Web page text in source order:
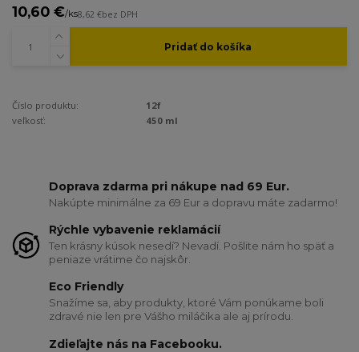
10,60 €/ks8,62 €bez DPH
Pridať do košíka
Číslo produktu:
12f
veľkosť:
450 ml
Doprava zdarma pri nákupe nad 69 Eur.
Nakúpte minimálne za 69 Eur a dopravu máte zadarmo!
Rýchle vybavenie reklamácií
Ten krásny kúsok nesedí? Nevadí. Pošlite nám ho späť a
peniaze vrátime čo najskôr.
Eco Friendly
Snažíme sa, aby produkty, ktoré Vám ponúkame boli
zdravé nie len pre Vášho miláčika ale aj prírodu.
Zdieľajte nás na Facebooku.